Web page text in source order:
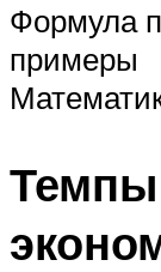
Формула
примеры
Темпы